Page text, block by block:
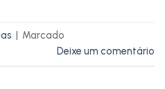
Marcado
Deixe um comentário